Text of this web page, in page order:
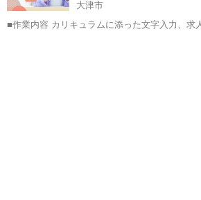
大津市
■作業内容 カリキュラムに添った文字入力、求